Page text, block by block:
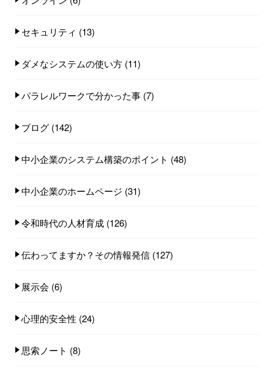
セキュリティ (13)
ダメなシステムの使い方 (11)
パラレルワークで分かった事 (7)
ブログ (142)
中小企業のシステム構築のポイント (48)
中小企業のホームページ (31)
令和時代の人材育成 (126)
伝わってますか？その情報発信 (127)
展示会 (6)
心理的安全性 (24)
思索ノート (8)